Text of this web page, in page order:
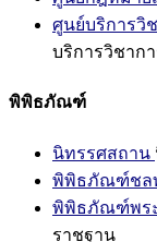
ศูนย์บริการวิ
บริการวิชาก
พิพิธภัณฑ์
นิทรรศสถาน
พิพิธภัณฑ์ชล
พิพิธภัณฑ์พร
ราชฐาน